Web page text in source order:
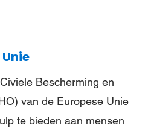
Bescherming en
van de Europese Unie
te bieden aan mensen